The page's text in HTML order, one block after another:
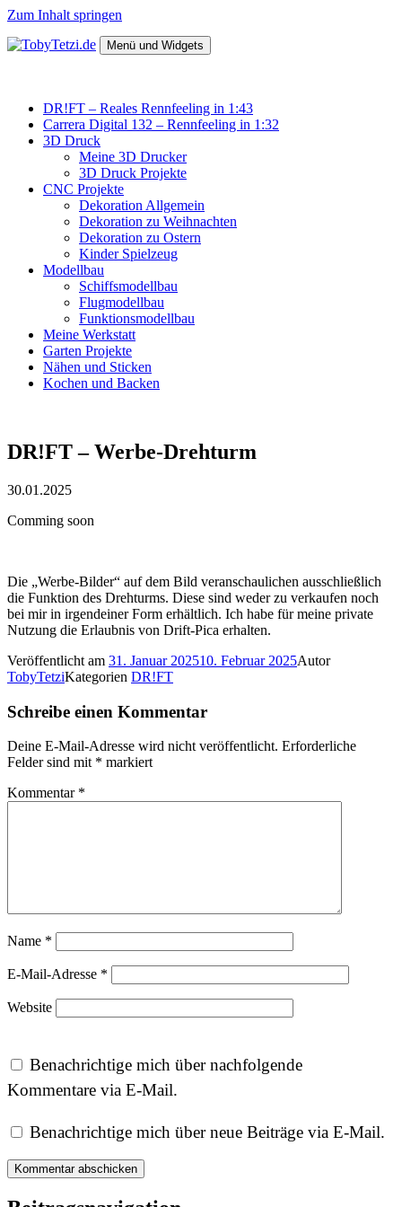
Zum Inhalt springen
Menü und Widgets
DR!FT – Reales Rennfeeling in 1:43
Carrera Digital 132 – Rennfeeling in 1:32
3D Druck
Meine 3D Drucker
3D Druck Projekte
CNC Projekte
Dekoration Allgemein
Dekoration zu Weihnachten
Dekoration zu Ostern
Kinder Spielzeug
Modellbau
Schiffsmodellbau
Flugmodellbau
Funktionsmodellbau
Meine Werkstatt
Garten Projekte
Nähen und Sticken
Kochen und Backen
DR!FT – Werbe-Drehturm
30.01.2025
Comming soon
Die „Werbe-Bilder“ auf dem Bild veranschaulichen ausschließlich
die Funktion des Drehturms. Diese sind weder zu verkaufen noch
bei mir in irgendeiner Form erhältlich. Ich habe für meine private
Nutzung die Erlaubnis von Drift-Pica erhalten.
Veröffentlicht am 31. Januar 202510. Februar 2025Autor
TobyTetziKategorien DR!FT
Schreibe einen Kommentar
Deine E-Mail-Adresse wird nicht veröffentlicht. Erforderliche
Felder sind mit * markiert
Kommentar *
Name *
E-Mail-Adresse *
Website
Benachrichtige mich über nachfolgende
Kommentare via E-Mail.
Benachrichtige mich über neue Beiträge via E-Mail.